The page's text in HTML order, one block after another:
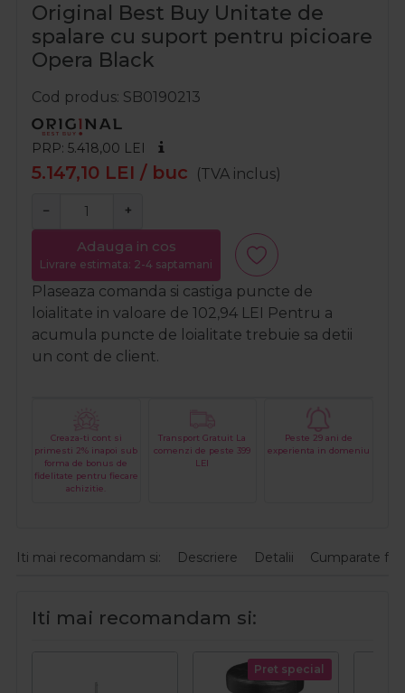
Original Best Buy Unitate de
spalare cu suport pentru picioare
Opera Black
Cod produs SB0190213
PRP: 5.418,00 LEI
5.147,10 LEI / buc (TVA inclus)
− +
Adauga in cos
Livrare estimata: 2-4 saptamani
Plaseaza comanda si castiga puncte de
loialitate in valoare de 102,94 LEI Pentru a
acumula puncte de loialitate trebuie sa detii
un cont de client.
Creaza-ti cont si
primesti 2% inapoi sub
forma de bonus de
fidelitate pentru fiecare
achizitie.
Transport Gratuit La
comenzi de peste 399
LEI
Peste 29 ani de
experienta in domeniu
Iti mai recomandam si: Descriere Detalii Cumparate
Iti mai recomandam si:
Pret special